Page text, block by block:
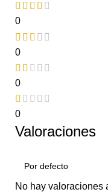
0
0
0
0
Valoraciones
No hay valoraciones